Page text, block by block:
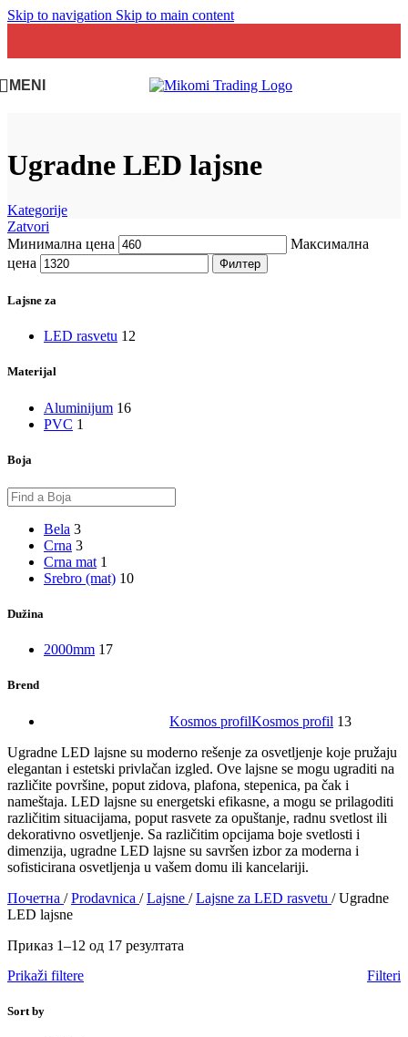
Skip to navigation Skip to main content
MENI
Ugradne LED lajsne
Kategorije
Zatvori
Минимална цена
Максимална
цена
Филтер
Lajsne za
LED rasvetu 12
Materijal
Aluminijum 16
PVC 1
Boja
Bela 3
Crna 3
Crna mat 1
Srebro (mat) 10
Dužina
2000mm 17
Brend
Kosmos profilKosmos profil 13
Ugradne LED lajsne su moderno rešenje za osvetljenje koje pružaju
elegantan i estetski privlačan izgled. Ove lajsne se mogu ugraditi na
različite površine, poput zidova, plafona, stepenica, pa čak i
nameštaja. LED lajsne su energetski efikasne, a mogu se prilagoditi
različitim situacijama, poput rasvete za opuštanje, radnu svetlost ili
dekorativno osvetljenje. Sa različitim opcijama boje svetlosti i
dimenzija, ugradne LED lajsne su savršen izbor za moderna i
sofisticirana osvetljenja u vašem domu ili kancelariji.
Почетна / Prodavnica / Lajsne / Lajsne za LED rasvetu / Ugradne
LED lajsne
Приказ 1–12 од 17 резултата
Prikaži filtere
Filteri
Sort by